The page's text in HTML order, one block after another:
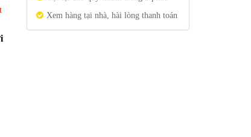
Xem hàng tại nhà, hài lòng thanh toán